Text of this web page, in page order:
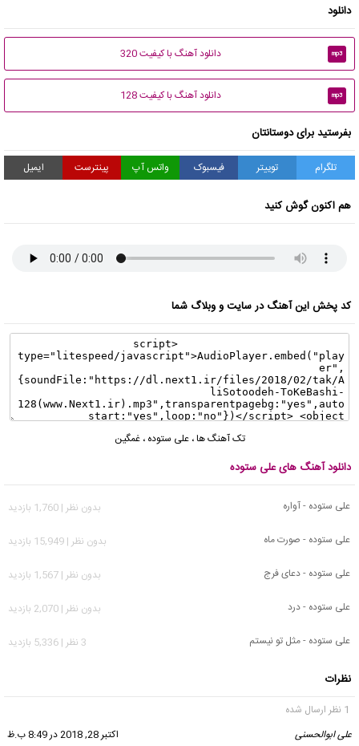
دانلود
mp3 دانلود آهنگ با کیفیت 320
mp3 دانلود آهنگ با کیفیت 128
بفرستید برای دوستانتان
تلگرام توییتر فیسبوک واتس آپ پینترست ایمیل
هم اکنون گوش کنید
کد پخش این آهنگ در سایت و وبلاگ شما
تک آهنگ ها،علی ستوده ،غمگین
دانلود آهنگ های علی ستوده
علی ستوده - آواره
بدون نظر | 1,760 بازدید
علی ستوده - صورت ماه
بدون نظر | 15,949 بازدید
علی ستوده - دعای فرج
بدون نظر | 1,567 بازدید
علی ستوده - درد
بدون نظر | 2,070 بازدید
علی ستوده - مثل تو نیستم
3 نظر | 5,336 بازدید
نظرات
1 نظر ارسال شده
علی ابوالحسنی
اکتبر 28, 2018 در 8:49 ب.ظ